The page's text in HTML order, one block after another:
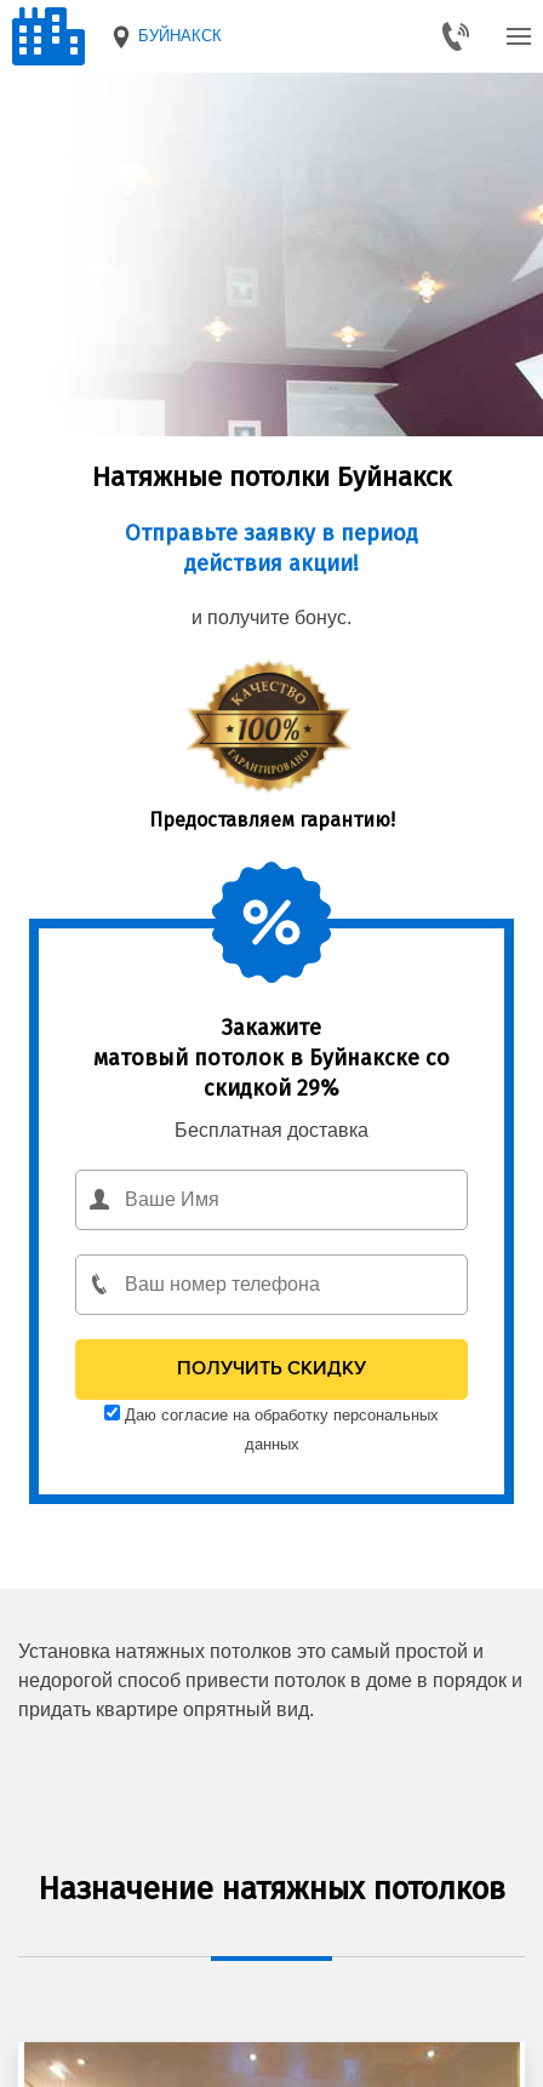
БУЙНАКСК
Натяжные потолки Буйнакск
Отправьте заявку в период
действия акции!
и получите бонус.
Предоставляем гарантию!
Закажите
матовый потолок в Буйнакске со
скидкой 29%
Бесплатная доставка
Даю согласие на обработку персональных
данных
Установка натяжных потолков это самый простой и
недорогой способ привести потолок в доме в порядок и
придать квартире опрятный вид.
Назначение натяжных потолков